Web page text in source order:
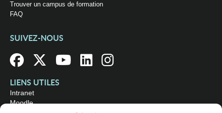
Trouver un campus de formation
FAQ
SUIVEZ-NOUS
LIENS UTILES
Intranet
Moodle